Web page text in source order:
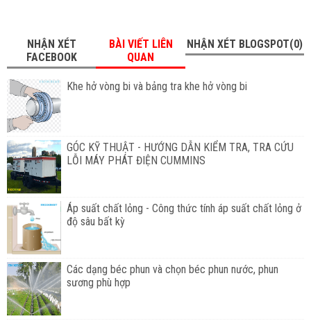
NHẬN XÉT
FACEBOOK
BÀI VIẾT LIÊN
QUAN
NHẬN XÉT BLOGSPOT(0)
Khe hở vòng bi và bảng tra khe hở vòng bi
GÓC KỸ THUẬT - HƯỚNG DẪN KIỂM TRA, TRA CỨU
LỖI MÁY PHÁT ĐIỆN CUMMINS
Áp suất chất lỏng - Công thức tính áp suất chất lỏng ở
độ sâu bất kỳ
Các dạng béc phun và chọn béc phun nước, phun
sương phù hợp